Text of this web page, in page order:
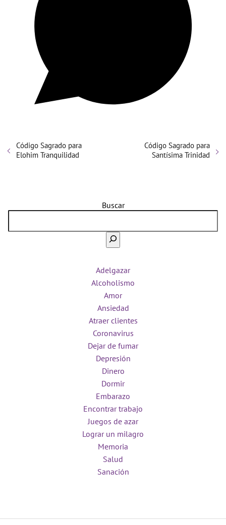
Código Sagrado para
Elohim Tranquilidad
Código Sagrado para
Santísima Trinidad
Buscar
Adelgazar
Alcoholismo
Amor
Ansiedad
Atraer clientes
Coronavirus
Dejar de fumar
Depresión
Dinero
Dormir
Embarazo
Encontrar trabajo
Juegos de azar
Lograr un milagro
Memoria
Salud
Sanación